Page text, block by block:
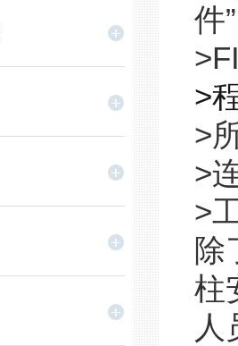
件
>
>
>
>
除
柱
人